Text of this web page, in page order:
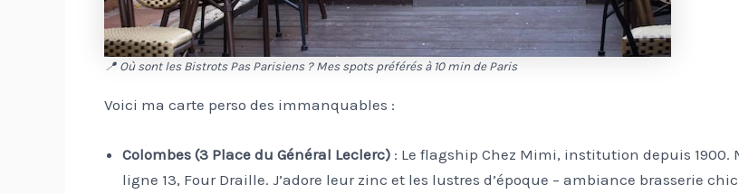
📍 Où sont les Bistrots Pas Parisiens ? Mes spots préférés à 10 min de Paris
Voici ma carte perso des immanquables :
Colombes (3 Place du Général Leclerc): Le flagship Chez Mimi, institution depuis 1900.
ligne 13, Four Draille. J’adore leur zinc et les lustres d’époque – ambiance brasserie